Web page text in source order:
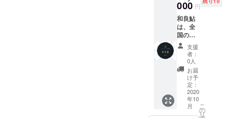
ロやの
味噌 ・
和良温
泉20
リッ
ター(バ
スクリ
ンみた
いに温
泉気分
を味
わって
下さい)
・ポス
いただ
だきた
いで
す。 和
良町や
郡上市
の特産
物や販
売され
ている
特色あ
る物を
お送り
いたし
000 円
和良鮎
は、全
国の清
流から
集めら
れた鮎
の「利
き鮎
会」で
全国最
多のグ
ランプ
支援
者：
0人
お届
け予
定：
2020
年10
月
こ
の
リ